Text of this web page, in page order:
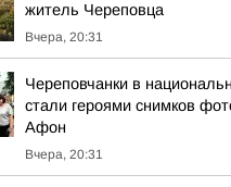
житель Череповца
Вчера, 20:31
Череповчанки в
стали героями снимков
Афон
Вчера, 20:31